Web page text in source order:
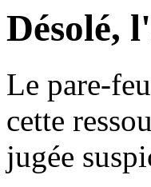
Désolé,
Le pare-
cette
jugée